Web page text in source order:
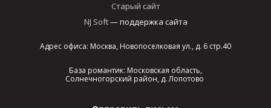
Старый сайт
NJ Soft— поддержка сайта
Адрес офиса: Москва, Новопоселковая ул., д. 6 стр.40
База романтик: Московская область,
Солнечногорский район, д. Лопотово